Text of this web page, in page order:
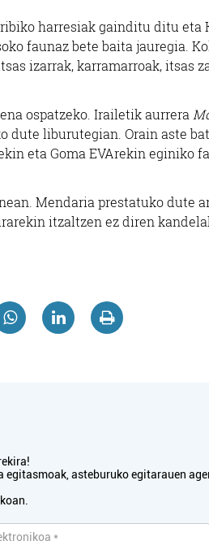
harresiak gainditu ditu eta
faunaz bete baita jauregia.
izarrak, karramarroak, itsas
ospatzeko. Irailetik aurrera
dute liburutegian. Orain aste
eta Goma EVArekin eginiko
Mendaria prestatuko dute
itzaltzen ez diren
asteburuko egitarauen
Ostalaritza
Errenteria-Orereta